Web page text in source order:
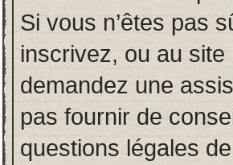
Si vous n’êtes pas
inscrivez, ou au
demandez une
pas fournir de
questions légales